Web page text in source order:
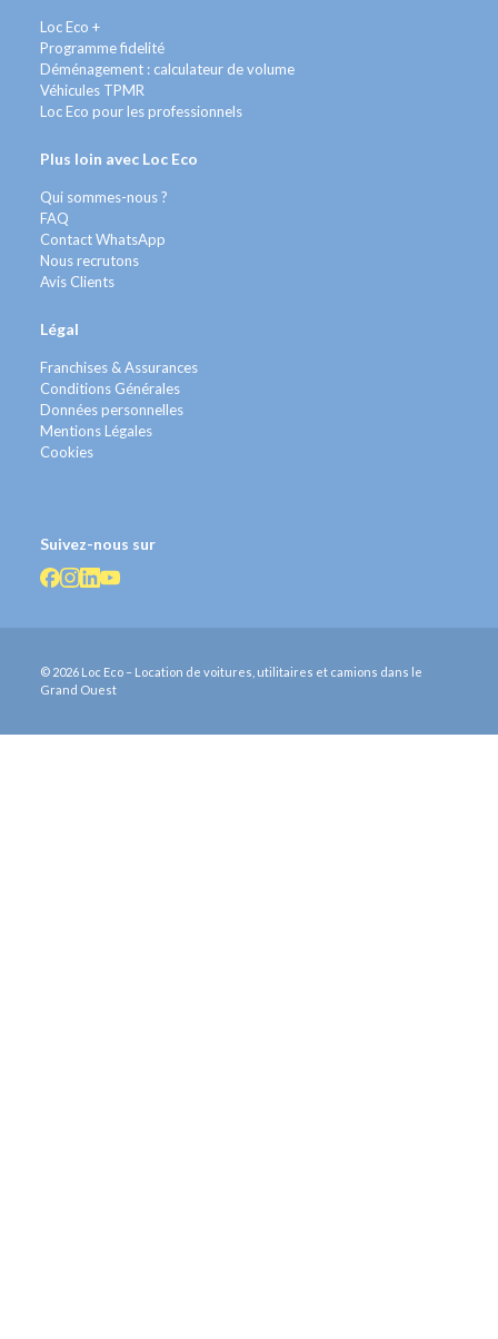
Loc Eco +
Programme fidelité
Déménagement : calculateur de volume
Véhicules TPMR
Loc Eco pour les professionnels
Plus loin avec Loc Eco
Qui sommes-nous ?
FAQ
Contact WhatsApp
Nous recrutons
Avis Clients
Légal
Franchises & Assurances
Conditions Générales
Données personnelles
Mentions Légales
Cookies
Suivez-nous sur
© 2026 Loc Eco – Location de voitures, utilitaires et camions dans le
Grand Ouest